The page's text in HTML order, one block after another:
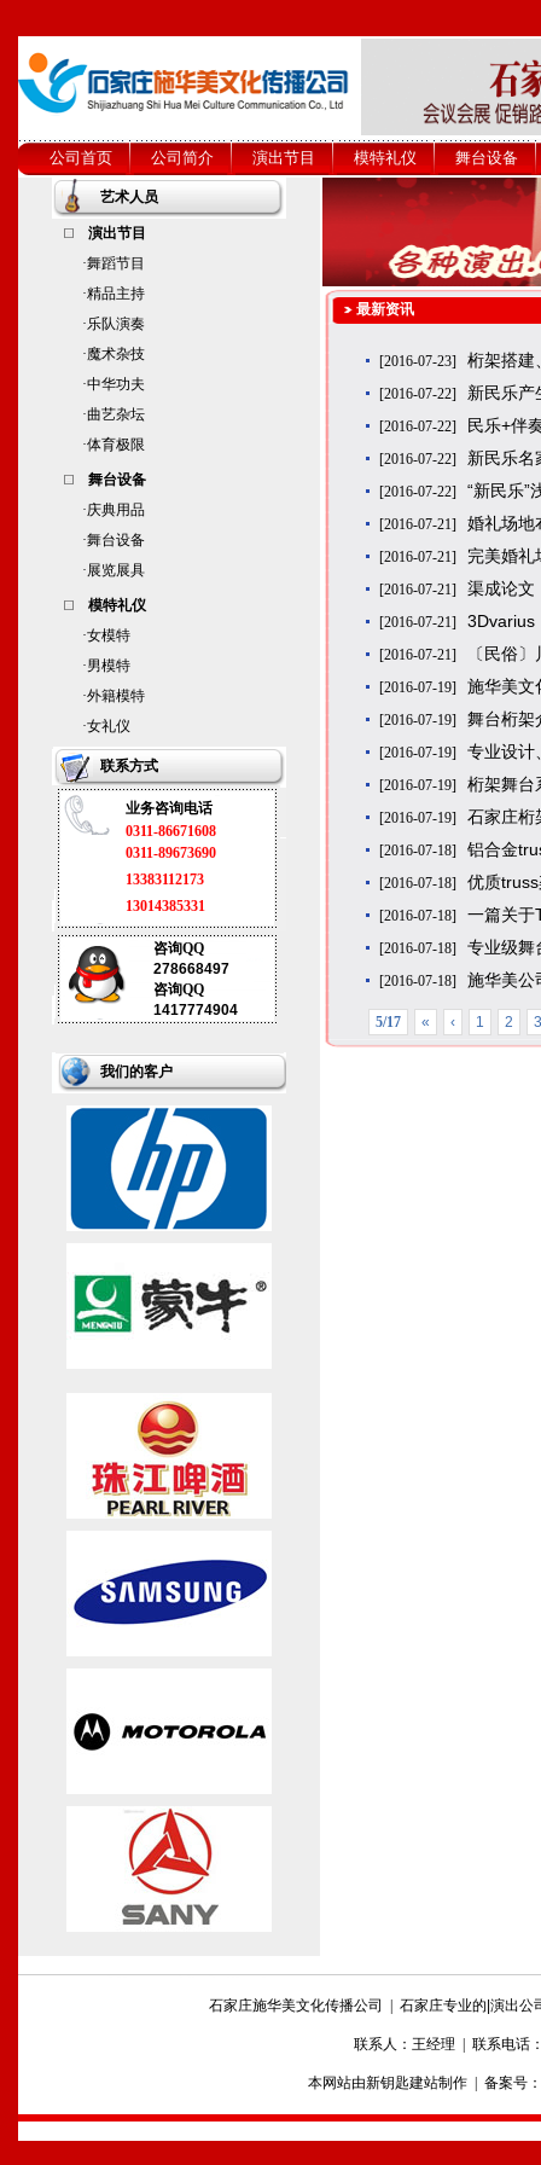
公司首页 公司简介 演出节目 模特礼仪 舞台设备
艺术人员
演出节目
·舞蹈节目
·精品主持
·乐队演奏
·魔术杂技
·中华功夫
·曲艺杂坛
·体育极限
舞台设备
·庆典用品
·舞台设备
·展览展具
模特礼仪
·女模特
·男模特
·外籍模特
·女礼仪
联系方式
业务咨询电话
0311-86671608
0311-89673690
13383112173
13014385331
咨询QQ
278668497
咨询QQ
1417774904
我们的客户
最新资讯
[2016-07-23] 桁架搭建
[2016-07-22] 新民乐产
[2016-07-22] 民乐+伴
[2016-07-22] 新民乐名
[2016-07-22] “新民乐”
[2016-07-21] 婚礼场地
[2016-07-21] 完美婚礼
[2016-07-21] 渠成论文
[2016-07-21] 3Dvarius
[2016-07-21] 〔民俗
[2016-07-19] 施华美文
[2016-07-19] 舞台桁架
[2016-07-19] 专业设计
[2016-07-19] 桁架舞台
[2016-07-19] 石家庄桁
[2016-07-18] 铝合金
[2016-07-18] 优质
[2016-07-18] 一篇关于
[2016-07-18] 专业级舞
[2016-07-18] 施华美公
5/17 « ‹ 1 2 3
石家庄施华美文化传播公司 | 石家庄专业的|演出公
联系人：王经理 | 联系电话：
本网站由新钥匙建站制作 | 备案号：